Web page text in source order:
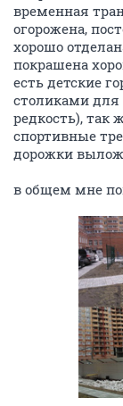
временная
огорожена,
хорошо
покрашена
есть детские
столиками для
редкость), так
спортивные
дорожки
в общем мне